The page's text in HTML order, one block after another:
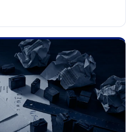
comprueba la licencia
a tu competencia. La fuente
primero.